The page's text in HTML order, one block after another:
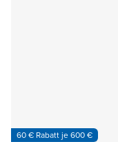
60 € Rabatt je 600 €